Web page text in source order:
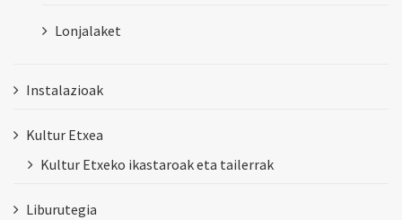
Lonjalaket
Instalazioak
Kultur Etxea
Kultur Etxeko ikastaroak eta tailerrak
Liburutegia